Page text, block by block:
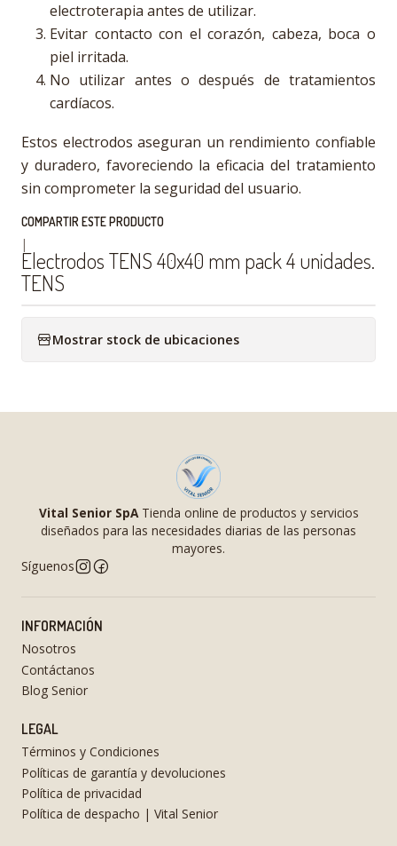
electroterapia antes de utilizar.
Evitar contacto con el corazón, cabeza, boca o
piel irritada.
No utilizar antes o después de tratamientos
cardíacos.
Estos electrodos aseguran un rendimiento confiable
y duradero, favoreciendo la eficacia del tratamiento
sin comprometer la seguridad del usuario.
COMPARTIR ESTE PRODUCTO
|
Electrodos TENS 40x40 mm pack 4 unidades.
TENS
Mostrar stock de ubicaciones
Vital Senior SpATienda online de productos y servicios
diseñados para las necesidades diarias de las personas
mayores.
Síguenos
INFORMACIÓN
Nosotros
Contáctanos
Blog Senior
LEGAL
Términos y Condiciones
Políticas de garantía y devoluciones
Política de privacidad
Política de despacho | Vital Senior